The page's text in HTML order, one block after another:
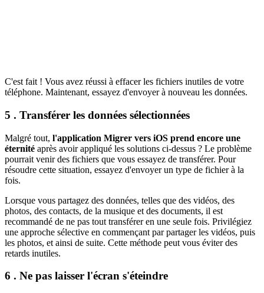
C'est fait ! Vous avez réussi à effacer les fichiers inutiles de votre
téléphone. Maintenant, essayez d'envoyer à nouveau les données.
5 . Transférer les données sélectionnées
Malgré tout, l'application Migrer vers iOS prend encore une
éternité après avoir appliqué les solutions ci-dessus ? Le problème
pourrait venir des fichiers que vous essayez de transférer. Pour
résoudre cette situation, essayez d'envoyer un type de fichier à la
fois.
Lorsque vous partagez des données, telles que des vidéos, des
photos, des contacts, de la musique et des documents, il est
recommandé de ne pas tout transférer en une seule fois. Privilégiez
une approche sélective en commençant par partager les vidéos, puis
les photos, et ainsi de suite. Cette méthode peut vous éviter des
retards inutiles.
6 . Ne pas laisser l'écran s'éteindre